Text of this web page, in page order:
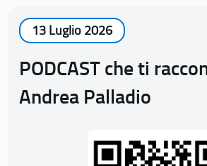
13 Luglio 2026
PODCAST che ti
Andrea Palladio